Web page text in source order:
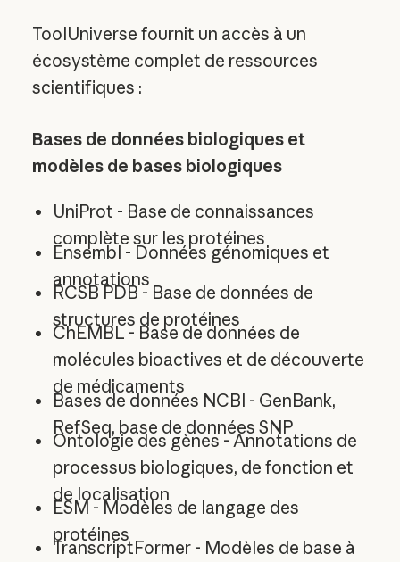
ToolUniverse fournit un accès à un
écosystème complet de ressources
scientifiques :
Bases de données biologiques et
modèles de bases biologiques
UniProt - Base de connaissances
complète sur les protéines
Ensembl - Données génomiques et
annotations
RCSB PDB - Base de données de
structures de protéines
ChEMBL - Base de données de
molécules bioactives et de découverte
de médicaments
Bases de données NCBI - GenBank,
RefSeq, base de données SNP
Ontologie des gènes - Annotations de
processus biologiques, de fonction et
de localisation
ESM - Modèles de langage des
protéines
TranscriptFormer - Modèles de base à